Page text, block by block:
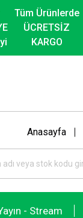
Tüm Ürünlerde
ÜCRETSİZ
KARGO
Anasayfa
- Stream